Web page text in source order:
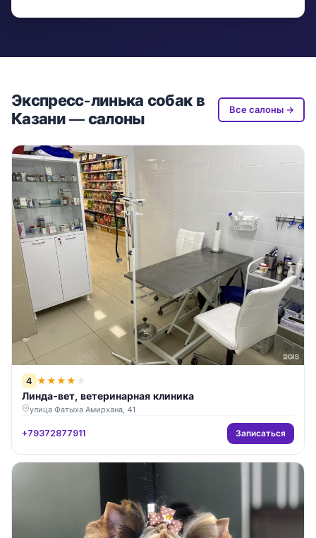
Экспресс-линька собак в
Казани — салоны
Все салоны →
4 ★★★★ ★
Линда-вет, ветеринарная клиника
улица Фатыха Амирхана, 41
+79372877911 Записаться